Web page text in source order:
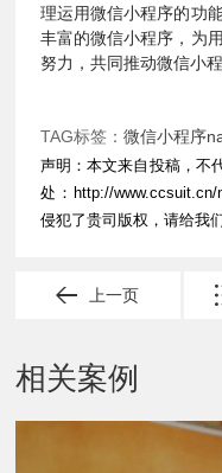
理运用微信小程序的功
丰富的微信小程序，为
努力，共同推动微信小
TAG标签： 微信小程序
声明：本文来自投稿，不
处： http://www.ccsuit.cn/
侵犯了贵司版权，请给我
上一页
相关案例